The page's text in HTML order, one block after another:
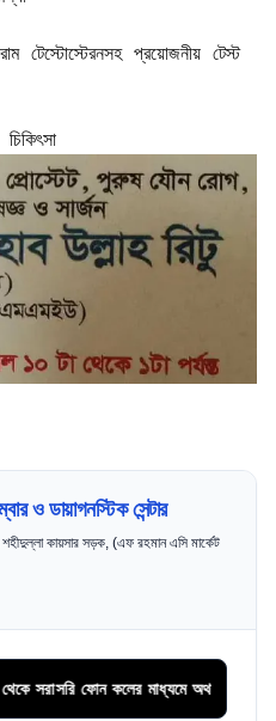
প্রয়োজনীয় টেস্ট
ও ডায়াগনস্টিক সেন্টার
কায়সার সড়ক, (এফ রহমান এসি মার্কেট
ফোন কলের মাধ্যমে অথবা এপয়েন্টমেন্ট